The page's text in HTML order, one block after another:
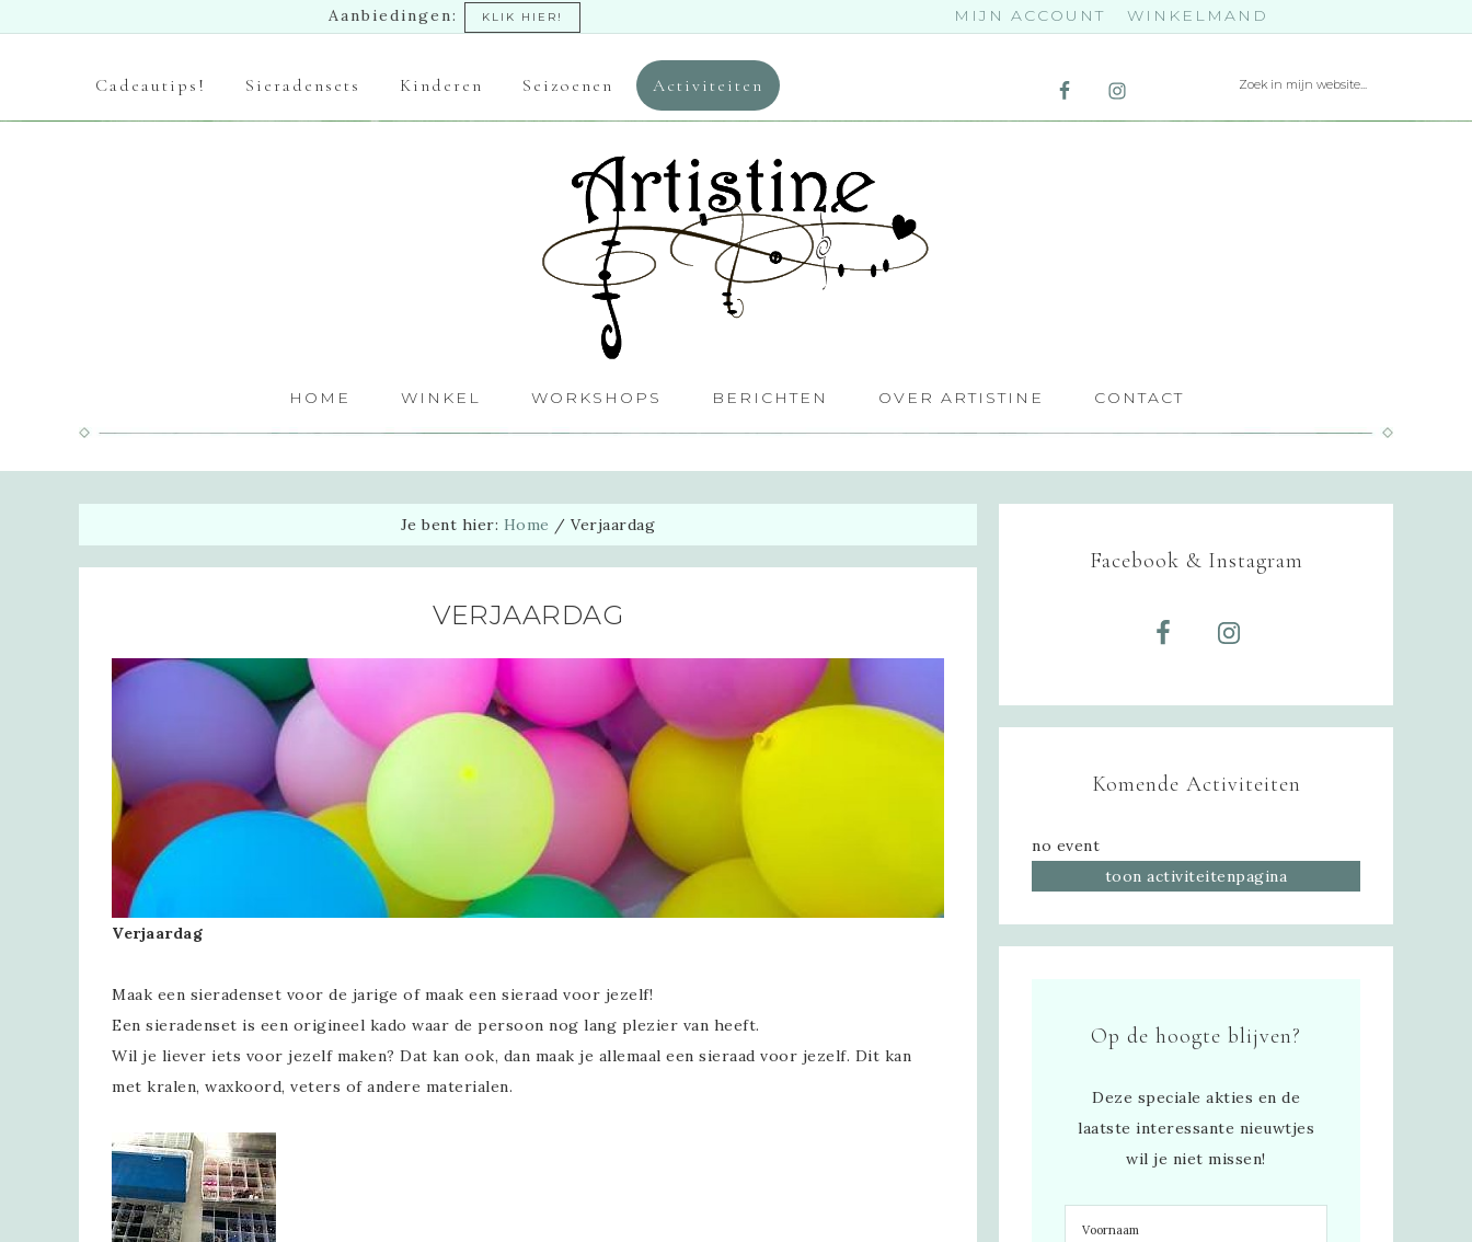
Aanbiedingen: KLIK HIER! MIJN ACCOUNT WINKELMAND
Cadeautips! Sieradensets Kinderen Seizoenen Activiteiten
HOME WINKEL WORKSHOPS BERICHTEN OVER ARTISTINE CONTACT
Je bent hier: Home / Verjaardag
VERJAARDAG
Verjaardag
Maak een sieradenset voor de jarige of maak een sieraad voor jezelf!
Een sieradenset is een origineel kado waar de persoon nog lang plezier van heeft.
Wil je liever iets voor jezelf maken? Dat kan ook, dan maak je allemaal een sieraad voor jezelf. Dit kan
met kralen, waxkoord, veters of andere materialen.
Facebook & Instagram
Komende Activiteiten
no event
toon activiteitenpagina
Op de hoogte blijven?
Deze speciale akties en de
laatste interessante nieuwtjes
wil je niet missen!